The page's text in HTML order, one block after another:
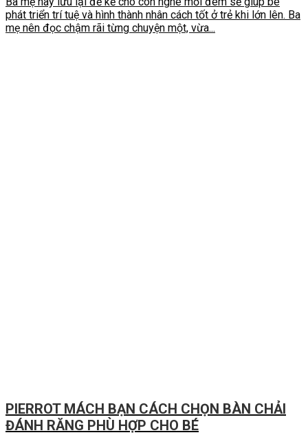
phát triển trí tuệ và hình thành nhân cách tốt ở trẻ khi lớn lên. Ba
mẹ nên đọc chậm rãi từng chuyện một, vừa...
PIERROT MÁCH BẠN CÁCH CHỌN BÀN CHẢI
ĐÁNH RĂNG PHÙ HỢP CHO BÉ